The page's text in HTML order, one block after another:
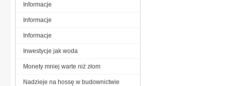
Informacje
Informacje
Informacje
Inwestycje jak woda
Monety mniej warte niż złom
Nadzieje na hossę w budownictwie